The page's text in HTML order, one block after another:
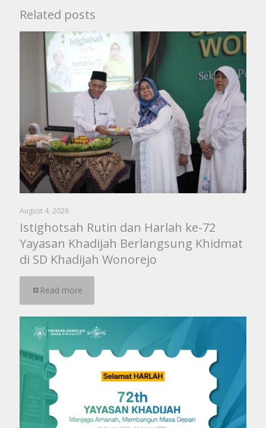
Related posts
August 4, 2026
Istighotsah Rutin dan Harlah ke-72
Yayasan Khadijah Berlangsung Khidmat
di SD Khadijah Wonorejo
Read more